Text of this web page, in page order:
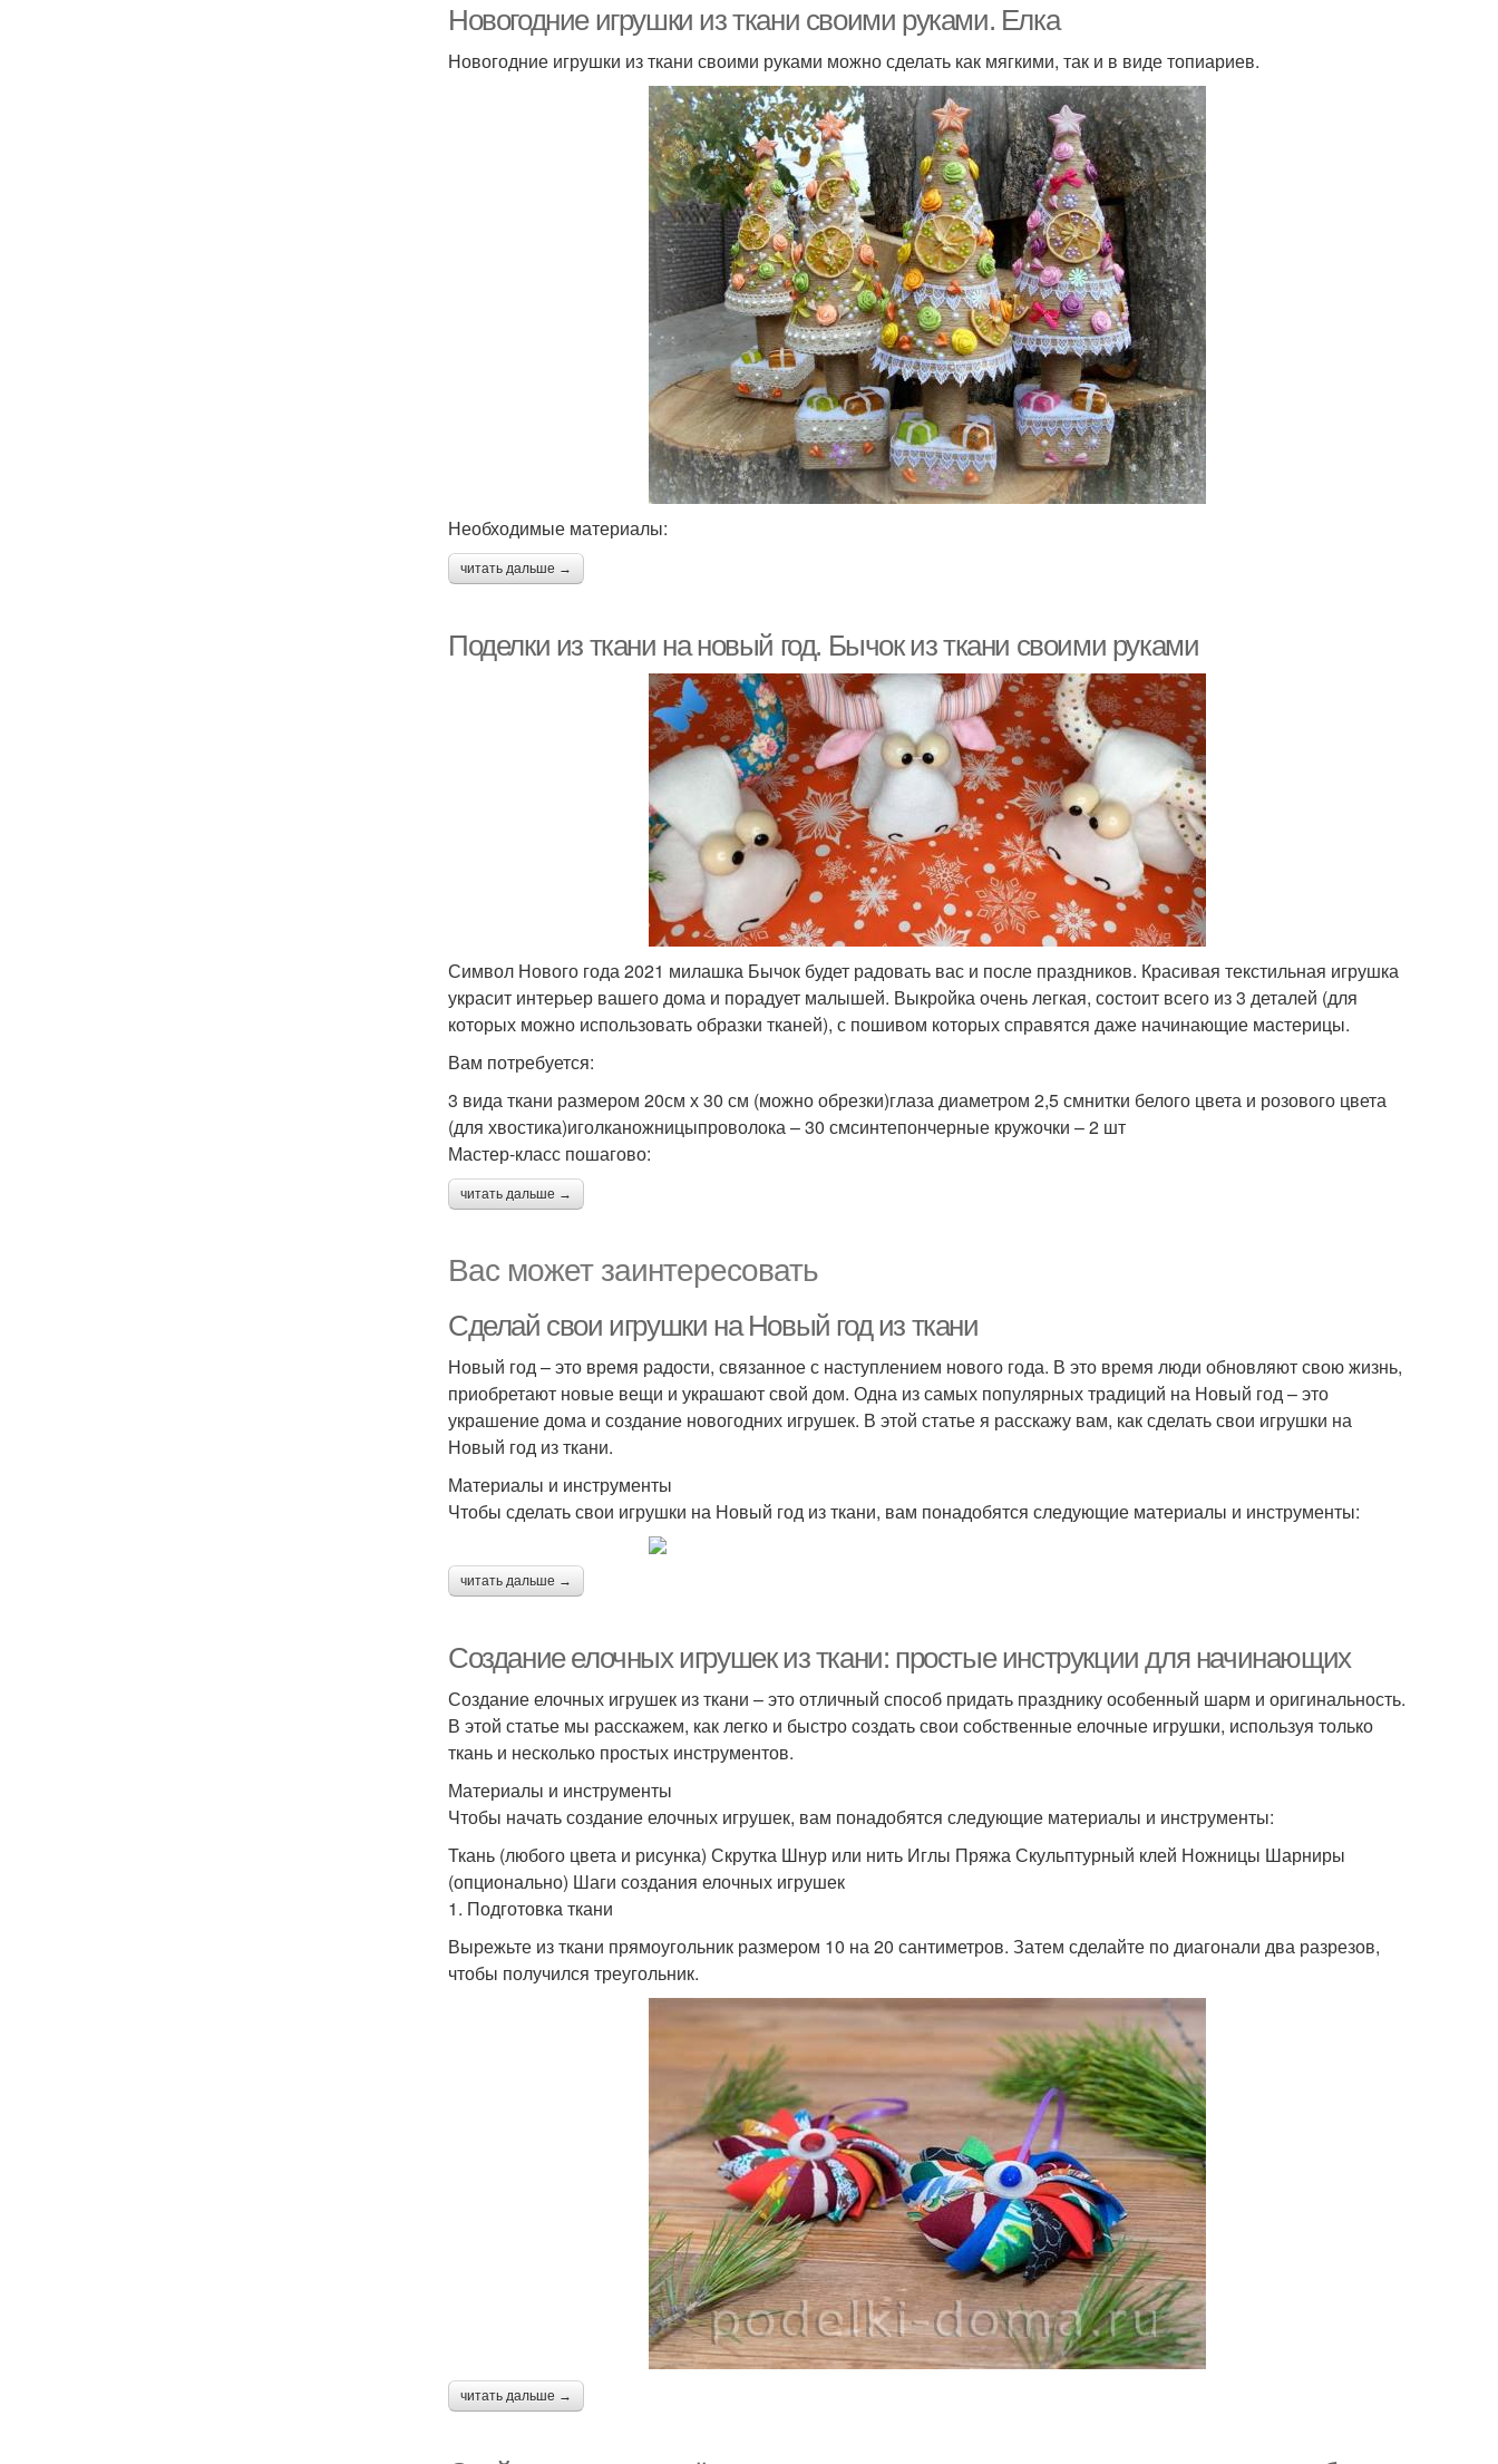
Новогодние игрушки из ткани своими руками. Елка
Новогодние игрушки из ткани своими руками можно сделать как мягкими, так и в виде топиариев.
Необходимые материалы:
читать дальше →
Поделки из ткани на новый год. Бычок из ткани своими руками
Символ Нового года 2021 милашка Бычок будет радовать вас и после праздников. Красивая текстильная игрушка
украсит интерьер вашего дома и порадует малышей. Выкройка очень легкая, состоит всего из 3 деталей (для
которых можно использовать образки тканей), с пошивом которых справятся даже начинающие мастерицы.
Вам потребуется:
3 вида ткани размером 20см х 30 см (можно обрезки)глаза диаметром 2,5 смнитки белого цвета и розового цвета
(для хвостика)иголканожницыпроволока – 30 смсинтепончерные кружочки – 2 шт
Мастер-класс пошагово:
читать дальше →
Вас может заинтересовать
Сделай свои игрушки на Новый год из ткани
Новый год – это время радости, связанное с наступлением нового года. В это время люди обновляют свою жизнь,
приобретают новые вещи и украшают свой дом. Одна из самых популярных традиций на Новый год – это
украшение дома и создание новогодних игрушек. В этой статье я расскажу вам, как сделать свои игрушки на
Новый год из ткани.
Материалы и инструменты
Чтобы сделать свои игрушки на Новый год из ткани, вам понадобятся следующие материалы и инструменты:
читать дальше →
Создание елочных игрушек из ткани: простые инструкции для начинающих
Создание елочных игрушек из ткани – это отличный способ придать празднику особенный шарм и оригинальность.
В этой статье мы расскажем, как легко и быстро создать свои собственные елочные игрушки, используя только
ткань и несколько простых инструментов.
Материалы и инструменты
Чтобы начать создание елочных игрушек, вам понадобятся следующие материалы и инструменты:
Ткань (любого цвета и рисунка) Скрутка Шнур или нить Иглы Пряжа Скульптурный клей Ножницы Шарниры
(опционально) Шаги создания елочных игрушек
1. Подготовка ткани
Вырежьте из ткани прямоугольник размером 10 на 20 сантиметров. Затем сделайте по диагонали два разрезов,
чтобы получился треугольник.
читать дальше →